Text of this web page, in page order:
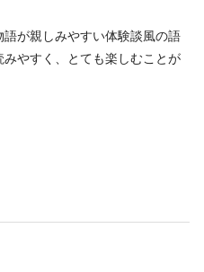
が親しみやすい体験談風の語
やすく、とても楽しむことが